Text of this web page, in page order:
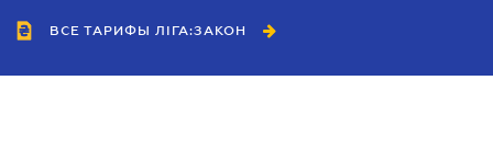
ВСЕ ТАРИФЫ ЛІГА:ЗАКОН